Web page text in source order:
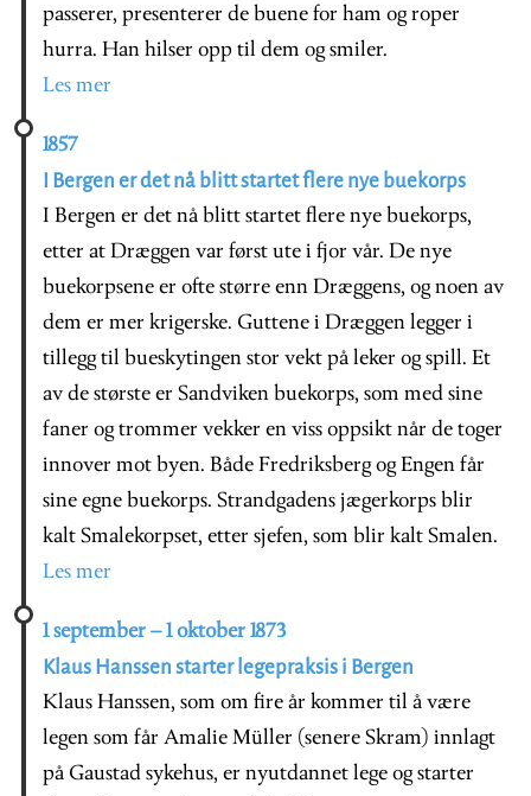
passerer, presenterer de buene for ham og roper
hurra. Han hilser opp til dem og smiler.
Les mer
1857
I Bergen er det nå blitt startet flere nye buekorps
I Bergen er det nå blitt startet flere nye buekorps,
etter at Dræggen var først ute i fjor vår. De nye
buekorpsene er ofte større enn Dræggens, og noen av
dem er mer krigerske. Guttene i Dræggen legger i
tillegg til bueskytingen stor vekt på leker og spill. Et
av de største er Sandviken buekorps, som med sine
faner og trommer vekker en viss oppsikt når de toger
innover mot byen. Både Fredriksberg og Engen får
sine egne buekorps. Strandgadens jægerkorps blir
kalt Smalekorpset, etter sjefen, som blir kalt Smalen.
Les mer
1 september – 1 oktober 1873
Klaus Hanssen starter legepraksis i Bergen
Klaus Hanssen, som om fire år kommer til å være
legen som får Amalie Müller (senere Skram) innlagt
på Gaustad sykehus, er nyutdannet lege og starter